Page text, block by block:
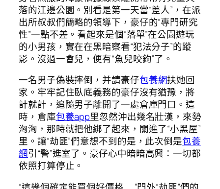
落的江邊公園。別看是第一天當“差人”，在派
出所叔叔們簡略的領導下，豪仔的“專門研究
性”一點不差。看起來是個“落單”在公園遊玩
的小男孩，實在在黑暗察看“犯法分子”的蹤
影。沒過一會兒，便有“魚兒咬鉤”了。
一名男子偽裝摔倒，并請豪仔包養網扶她回
家。牢牢記住臥底義務的豪仔沒有猶豫，將
計就計，追隨男子離開了一處倉庫門口。這
時，倉庫包養app里忽然沖出幾名壯漢，來勢
洶洶，那時就把他綁了起來，關進了“小黑屋”
里。讓“劫匪”們意想不到的是，此次倒是包養
網引“警”進室了。豪仔心中暗暗高興：一切都
依照打算停止。